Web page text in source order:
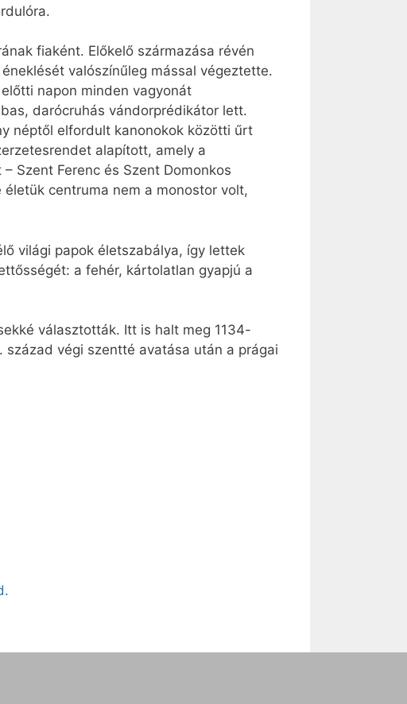
fiaként. Előkelő származása révén
valószínűleg mással végeztette.
napon minden vagyonát
darócruhás vándorprédikátor lett.
néptől elfordult kanonokok közötti űrt
alapított, amely a
Szent Ferenc és Szent Domonkos
centruma nem a monostor volt,
világi papok életszabálya, így lettek
a fehér, kártolatlan gyapjú a
választották. Itt is halt meg 1134-
végi szentté avatása után a prágai